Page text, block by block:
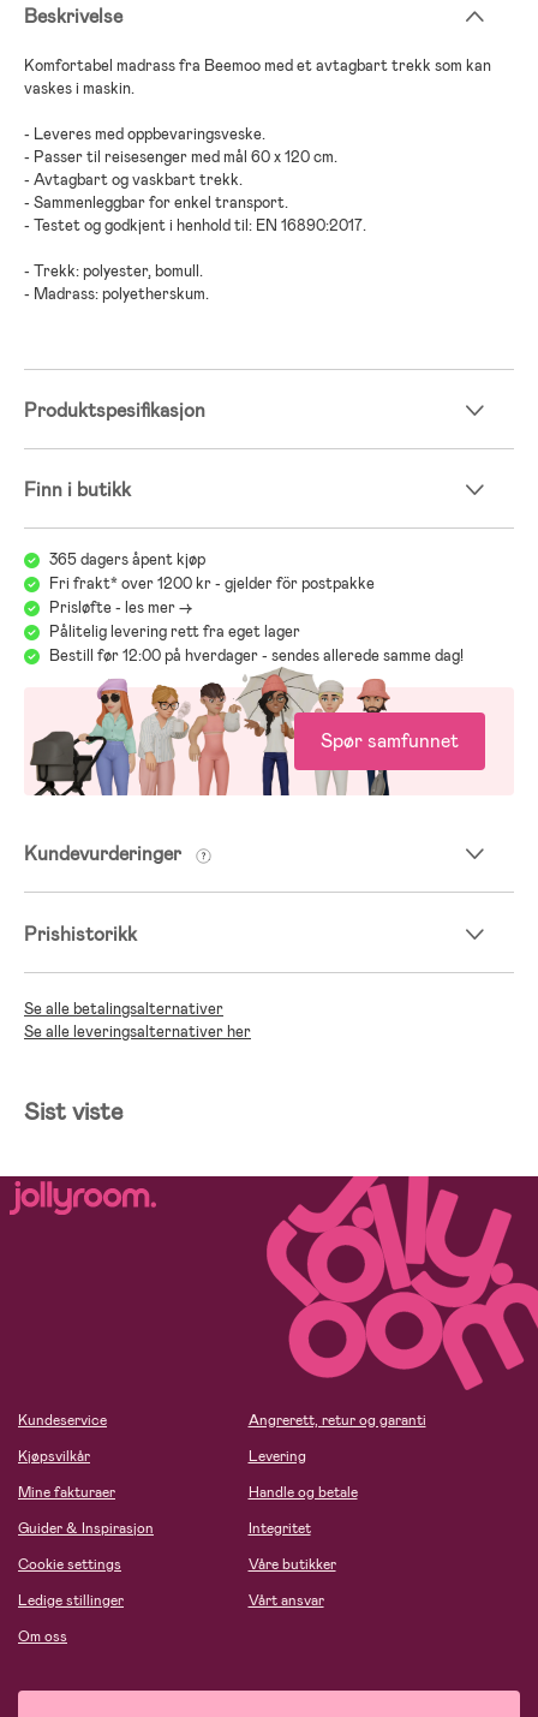
Beskrivelse
Komfortabel madrass fra Beemoo med et avtagbart trekk som kan
vaskes i maskin.
- Leveres med oppbevaringsveske.
- Passer til reisesenger med mål 60 x 120 cm.
- Avtagbart og vaskbart trekk.
- Sammenleggbar for enkel transport.
- Testet og godkjent i henhold til: EN 16890:2017.
- Trekk: polyester, bomull.
- Madrass: polyetherskum.
Produktspesifikasjon
Finn i butikk
365 dagers åpent kjøp
Fri frakt* over 1200 kr - gjelder för postpakke
Prisløfte - les mer ->
Pålitelig levering rett fra eget lager
Bestill før 12:00 på hverdager - sendes allerede samme dag!
Spør samfunnet
Kundevurderinger
Prishistorikk
Se alle betalingsalternativer
Se alle leveringsalternativer her
Sist viste
Kundeservice
Kjøpsvilkår
Mine fakturaer
Guider & Inspirasjon
Cookie settings
Ledige stillinger
Om oss
Angrerett, retur og garanti
Levering
Handle og betale
Integritet
Våre butikker
Vårt ansvar